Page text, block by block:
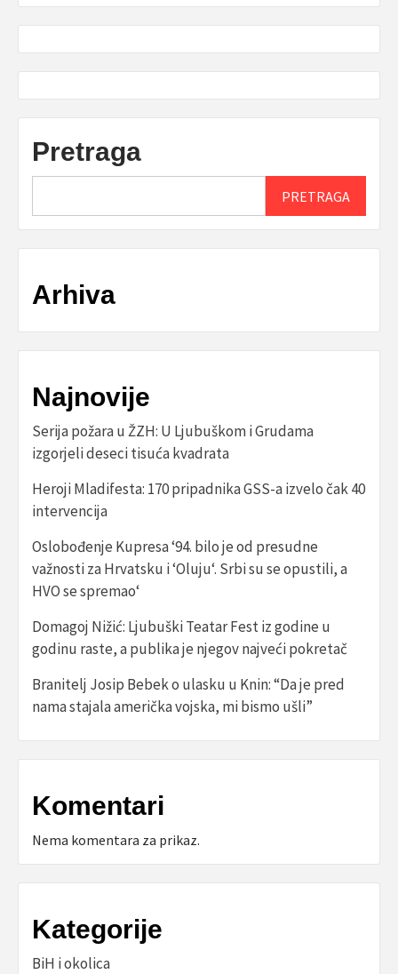
Pretraga
PRETRAGA
Arhiva
Najnovije
Serija požara u ŽZH: U Ljubuškom i Grudama
izgorjeli deseci tisuća kvadrata
Heroji Mladifesta: 170 pripadnika GSS-a izvelo čak 40
intervencija
Oslobođenje Kupresa ‘94. bilo je od presudne
važnosti za Hrvatsku i ‘Oluju‘. Srbi su se opustili, a
HVO se spremao‘
Domagoj Nižić: Ljubuški Teatar Fest iz godine u
godinu raste, a publika je njegov najveći pokretač
Branitelj Josip Bebek o ulasku u Knin: “Da je pred
nama stajala američka vojska, mi bismo ušli”
Komentari
Nema komentara za prikaz.
Kategorije
BiH i okolica